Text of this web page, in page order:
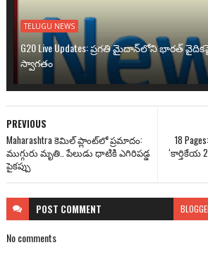
TELUGU NEWS
G20 Live Updates: ప్రగతి మైదాన్‌లోని భారత్
స్వాగతం
18
‘కార్తికేయ
PREVIOUS
Maharashtra కెమిల్ ప్లాంట్‌లో ప్రమాదం:
ముగ్గురు మృతి.. పేలుడు ధాటికి ఎగిరిపడ్డ
పైకప్పు
POST COMMENT
No comments